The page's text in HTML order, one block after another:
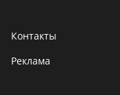
Контакты
Реклама